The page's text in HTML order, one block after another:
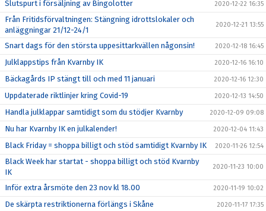
Slutspurt i försäljning av Bingolotter 2020-12-22 16:35
Från Fritidsförvaltningen: Stängning idrottslokaler och
anläggningar 21/12-24/1
2020-12-21 13:55
Snart dags för den största uppesittarkvällen någonsin! 2020-12-18 16:45
Julklappstips från Kvarnby IK 2020-12-16 16:10
Bäckagårds IP stängt till och med 11 januari 2020-12-16 12:30
Uppdaterade riktlinjer kring Covid-19 2020-12-13 14:50
Handla julklappar samtidigt som du stödjer Kvarnby 2020-12-09 09:08
Nu har Kvarnby IK en julkalender! 2020-12-04 11:43
Black Friday = shoppa billigt och stöd samtidigt Kvarnby IK 2020-11-26 12:54
Black Week har startat - shoppa billigt och stöd Kvarnby
IK
2020-11-23 10:00
Inför extra årsmöte den 23 nov kl 18.00 2020-11-19 10:02
De skärpta restriktionerna förlängs i Skåne 2020-11-17 17:35